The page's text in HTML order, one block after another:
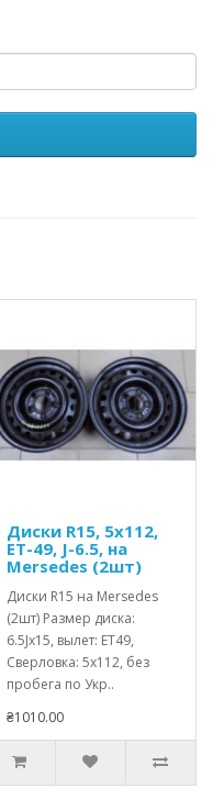
Диски R15, 5x112,
ET-49, J-6.5, на
Mersedes (2шт)
Диски R15 на Mersedes
(2шт) Размер диска:
6.5Jx15, вылет: ET49,
Сверловка: 5x112, без
пробега по Укр..
₴1010.00